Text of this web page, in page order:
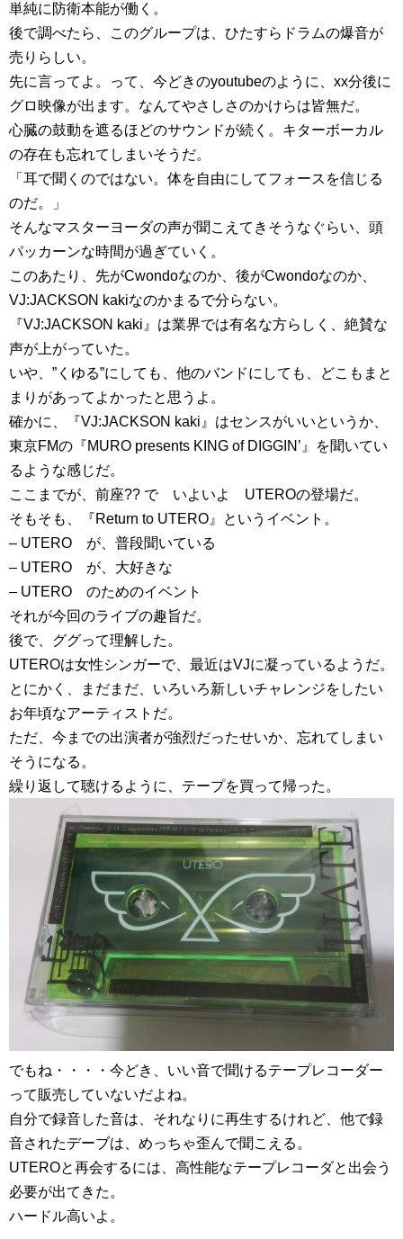
単純に防衛本能が働く。
後で調べたら、このグループは、ひたすらドラムの爆音が
売りらしい。
先に言ってよ。って、今どきのyoutubeのように、xx分後に
グロ映像が出ます。なんてやさしさのかけらは皆無だ。
心臓の鼓動を遮るほどのサウンドが続く。キターボーカル
の存在も忘れてしまいそうだ。
「耳で聞くのではない。体を自由にしてフォースを信じる
のだ。」
そんなマスターヨーダの声が聞こえてきそうなぐらい、頭
パッカーンな時間が過ぎていく。
このあたり、先がCwondoなのか、後がCwondoなのか、
VJ:JACKSON kakiなのかまるで分らない。
『VJ:JACKSON kaki』は業界では有名な方らしく、絶賛な
声が上がっていた。
いや、”くゆる”にしても、他のバンドにしても、どこもまと
まりがあってよかったと思うよ。
確かに、『VJ:JACKSON kaki』はセンスがいいというか、
東京FMの『MURO presents KING of DIGGIN’』を聞いてい
るような感じだ。
ここまでが、前座?? で いよいよ UTEROの登場だ。
そもそも、『Return to UTERO』というイベント。
– UTERO が、普段聞いている
– UTERO が、大好きな
– UTERO のためのイベント
それが今回のライブの趣旨だ。
後で、ググって理解した。
UTEROは女性シンガーで、最近はVJに凝っているようだ。
とにかく、まだまだ、いろいろ新しいチャレンジをしたい
お年頃なアーティストだ。
ただ、今までの出演者が強烈だったせいか、忘れてしまい
そうになる。
繰り返して聴けるように、テープを買って帰った。
でもね・・・・今どき、いい音で聞けるテープレコーダー
って販売していないだよね。
自分で録音した音は、それなりに再生するけれど、他で録
音されたデーブは、めっちゃ歪んで聞こえる。
UTEROと再会するには、高性能なテープレコーダと出会う
必要が出てきた。
ハードル高いよ。